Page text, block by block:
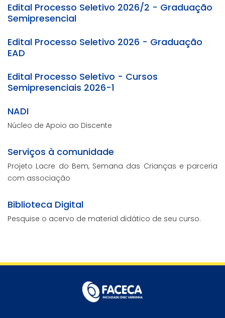
Edital Processo Seletivo 2026/2 - Graduação
Semipresencial
Edital Processo Seletivo 2026 - Graduação
EAD
Edital Processo Seletivo - Cursos
Semipresenciais 2026-1
NADI
Núcleo de Apoio ao Discente
Serviços à comunidade
Projeto Lacre do Bem, Semana das Crianças e parceria
com associação
Biblioteca Digital
Pesquise o acervo de material didático de seu curso.